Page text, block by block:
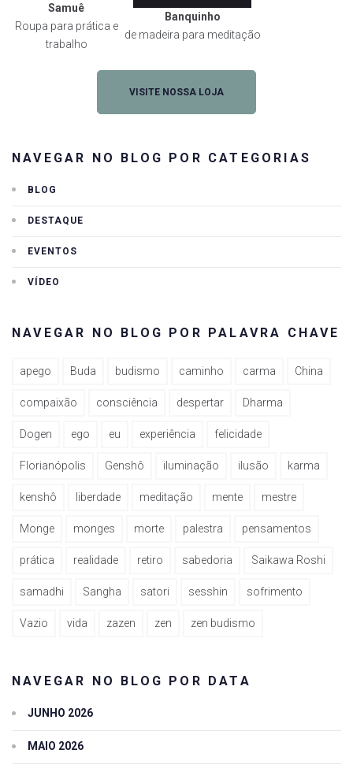
Samuê
Roupa para prática e
trabalho
Banquinho
de madeira para meditação
VISITE NOSSA LOJA
NAVEGAR NO BLOG POR CATEGORIAS
BLOG
DESTAQUE
EVENTOS
VÍDEO
NAVEGAR NO BLOG POR PALAVRA CHAVE
apego Buda budismo caminho carma China
compaixão consciência despertar Dharma
Dogen ego eu experiência felicidade
Florianópolis Genshô iluminação ilusão karma
kenshô liberdade meditação mente mestre
Monge monges morte palestra pensamentos
prática realidade retiro sabedoria Saikawa Roshi
samadhi Sangha satori sesshin sofrimento
Vazio vida zazen zen zen budismo
NAVEGAR NO BLOG POR DATA
JUNHO 2026
MAIO 2026